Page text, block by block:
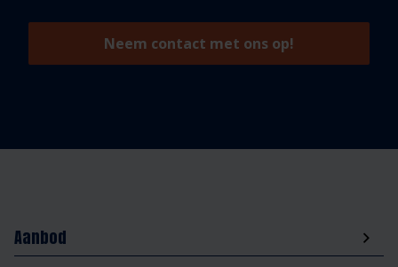
Neem contact met ons op!
Aanbod